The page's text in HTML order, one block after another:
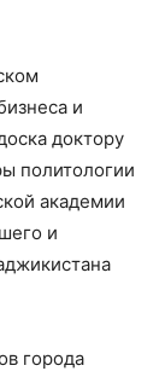
и
доктору
политологии
академии
и
города